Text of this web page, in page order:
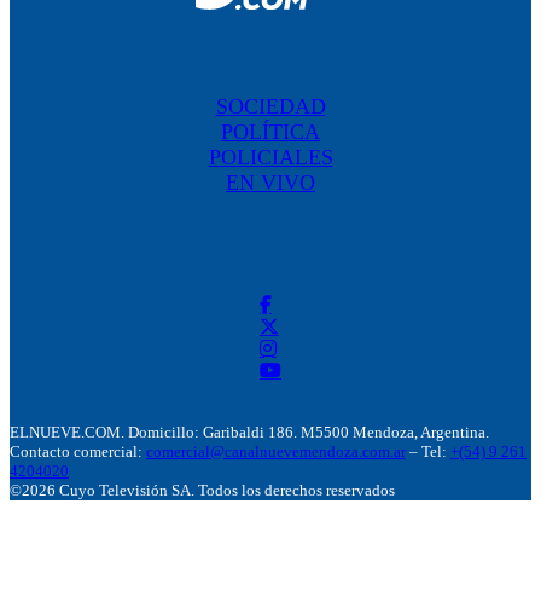
SOCIEDAD
POLÍTICA
POLICIALES
EN VIVO
ELNUEVE.COM. Domicillo: Garibaldi 186. M5500 Mendoza, Argentina.
Contacto comercial: comercial@canalnuevemendoza.com.ar – Tel: +(54) 9 261
4204020
©2026 Cuyo Televisión SA. Todos los derechos reservados